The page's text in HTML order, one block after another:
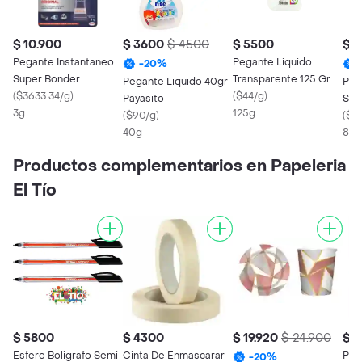
$ 10.900
Pegante Instantaneo
Super Bonder
($3633.34/g)
3g
$ 3600 $ 4500
-20%
Pegante Liquido 40gr
Payasito
($90/g)
40g
$ 5500
Pegante Liquido
Transparente 125 Gr
Sipega
($44/g)
125g
$
(
8g
Productos complementarios en Papeleria
El Tío
$ 5800
Esfero Boligrafo Semi
$ 4300
Cinta De Enmascarar
$ 19.920 $ 24.900
-20%
$